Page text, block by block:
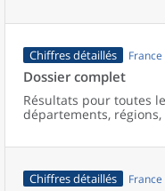
Chiffres détaillés
Dossier complet
Résultats pour toutes
départements,
Chiffres détaillés